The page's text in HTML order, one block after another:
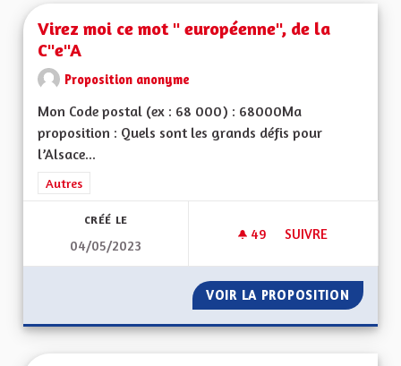
Virez moi ce mot " européenne", de la
C"e"A
Proposition anonyme
Mon Code postal (ex : 68 000) : 68000Ma
proposition : Quels sont les grands défis pour
l’Alsace...
Filtrer les résultats de la catégorie : Autres
Autres
CRÉÉ LE
04/05/2023
49 49 ABONNÉS
SUIVRE
VOIR LA PROPOSITION VIREZ